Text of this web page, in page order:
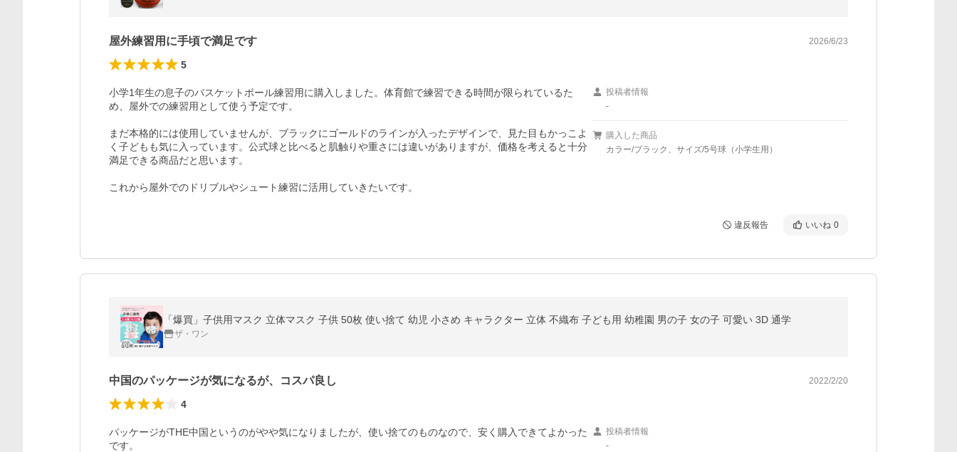
屋外練習用に手頃で満足です 2026/6/23
5
小学1年生の息子のバスケットボール練習用に購入しました。体育館で練習できる時間が限られているた
め、屋外での練習用として使う予定です。
まだ本格的には使用していませんが、ブラックにゴールドのラインが入ったデザインで、見た目もかっこよ
く子どもも気に入っています。公式球と比べると肌触りや重さには違いがありますが、価格を考えると十分
満足できる商品だと思います。
これから屋外でのドリブルやシュート練習に活用していきたいです。
投稿者情報
-
購入した商品
カラー/ブラック、サイズ/5号球（小学生用）
違反報告 いいね 0
「爆買」子供用マスク 立体マスク 子供 50枚 使い捨て 幼児 小さめ キャラクター 立体 不織布 子ども用 幼稚園 男の子 女の子 可愛い 3D 通学
ザ・ワン
中国のパッケージが気になるが、コスパ良し 2022/2/20
4
パッケージがTHE中国というのがやや気になりましたが、使い捨てのものなので、安く購入できてよかった
です。
投稿者情報
-